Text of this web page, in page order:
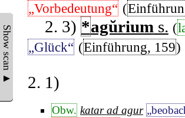
Show scan ▲
„Vorbedeutung“ (
2. 3) *agŭrium s. (
„Glück“ (Einführung, 159)
2. 1)
Obw. katar ad agur